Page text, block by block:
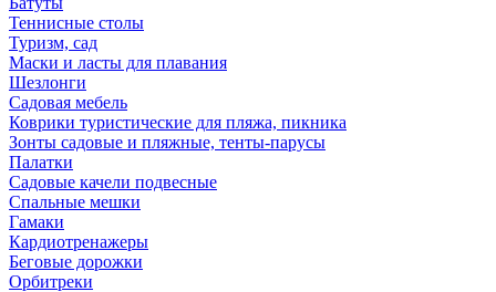
Теннисные столы
Туризм, сад
Маски и ласты для плавания
Шезлонги
Садовая мебель
Коврики туристические для пляжа, пикника
Зонты садовые и пляжные, тенты-парусы
Палатки
Садовые качели подвесные
Спальные мешки
Гамаки
Кардиотренажеры
Беговые дорожки
Орбитреки